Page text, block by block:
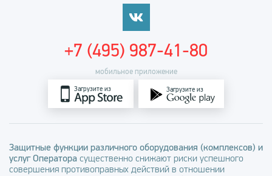
мобильное приложение
Загрузите из Загрузите из
+7 (495) 987-41-80
Защитные функции различного оборудования (комплексов) и
услуг Оператора существенно снижают риски успешного
совершения противоправных действий в отношении